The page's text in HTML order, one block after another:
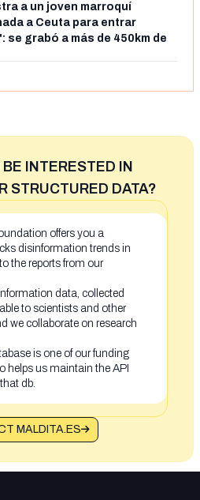
a un joven marroquí
a Ceuta para entrar
se grabó a más de 450km de
INTERESTED IN
STRUCTURED DATA?
offers you a
disinformation trends in
the reports from our
data, collected
to scientists and other
we collaborate on research
is one of our funding
helps us maintain the API
db.
MALDITA.ES